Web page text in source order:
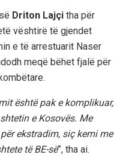
Driton Lajçi tha për
vështirë të gjendet
e të arrestuarit Naser
meqë bëhet fjalë për
është pak e komplikuar,
e Kosovës. Me
ekstradim, siç kemi me
të BE-së”, tha ai.